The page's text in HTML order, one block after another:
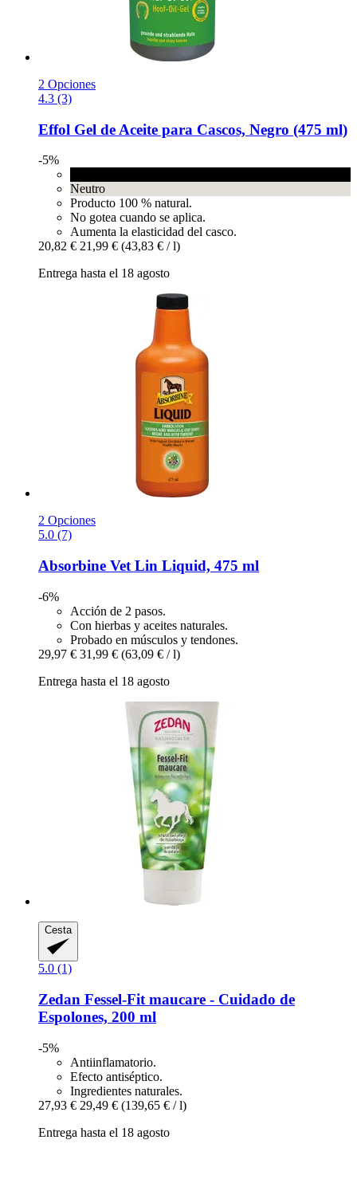
2 Opciones
4.3 (3)
Effol Gel de Aceite para Cascos, Negro (475 ml)
-5%
Neutro
Producto 100 % natural.
No gotea cuando se aplica.
Aumenta la elasticidad del casco.
20,82 € 21,99 € (43,83 € / l)
Entrega hasta el 18 agosto
2 Opciones
5.0 (7)
Absorbine Vet Lin Liquid, 475 ml
-6%
Acción de 2 pasos.
Con hierbas y aceites naturales.
Probado en músculos y tendones.
29,97 € 31,99 € (63,09 € / l)
Entrega hasta el 18 agosto
Cesta
5.0 (1)
Zedan Fessel-​Fit maucare -​ Cuidado de
Espolones, 200 ml
-5%
Antiinflamatorio.
Efecto antiséptico.
Ingredientes naturales.
27,93 € 29,49 € (139,65 € / l)
Entrega hasta el 18 agosto